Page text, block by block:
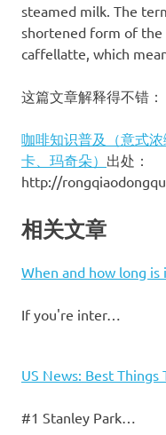
steamed milk. The
shortened form of
caffellatte, which
这篇文章解释得不错：
咖啡知识普及（意式
卡、玛奇朵） 出处：
http://
相关文章
When and how long
If you're inter…
US News: Best Things
#1 Stanley Park…